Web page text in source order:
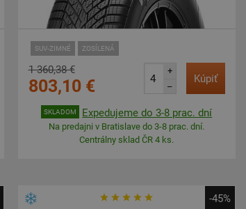
SUV-ZIMNÉ ZOSÍLENÁ
1 360,38 €
803,10 €
+
–
Kúpiť
SKLADOM Expedujeme do 3-8 prac. dní
Na predajni v Bratislave do 3-8 prac. dní.
Centrálny sklad ČR 4 ks.
-45%